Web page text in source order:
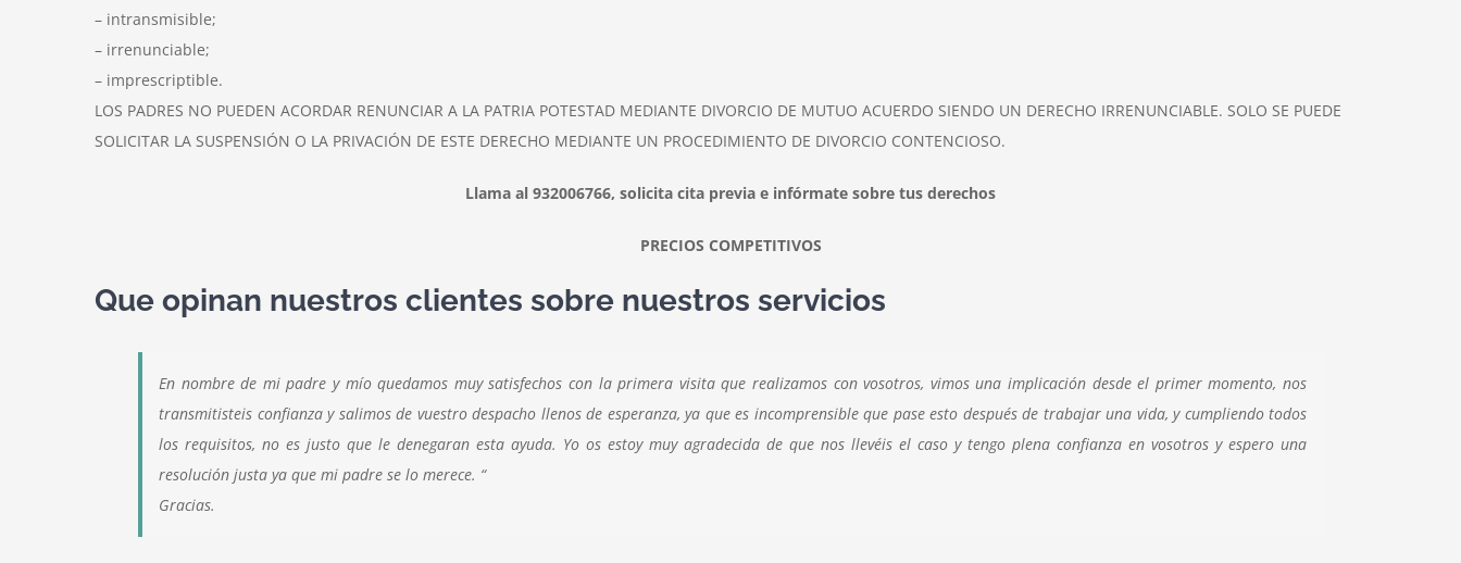
– intransmisible;
– irrenunciable;
– imprescriptible.
LOS PADRES NO PUEDEN ACORDAR RENUNCIAR A LA PATRIA POTESTAD MEDIANTE DIVORCIO DE MUTUO ACUERDO SIENDO UN DERECHO IRRENUNCIABLE. SOLO SE PUEDE
SOLICITAR LA SUSPENSIÓN O LA PRIVACIÓN DE ESTE DERECHO MEDIANTE UN PROCEDIMIENTO DE DIVORCIO CONTENCIOSO.
Llama al 932006766, solicita cita previa e infórmate sobre tus derechos
PRECIOS COMPETITIVOS
Que opinan nuestros clientes sobre nuestros servicios
En nombre de mi padre y mío quedamos muy satisfechos con la primera visita que realizamos con vosotros, vimos una implicación desde el primer momento, nos
transmitisteis confianza y salimos de vuestro despacho llenos de esperanza, ya que es incomprensible que pase esto después de trabajar una vida, y cumpliendo todos
los requisitos, no es justo que le denegaran esta ayuda. Yo os estoy muy agradecida de que nos llevéis el caso y tengo plena confianza en vosotros y espero una
resolución justa ya que mi padre se lo merece. “
Gracias.